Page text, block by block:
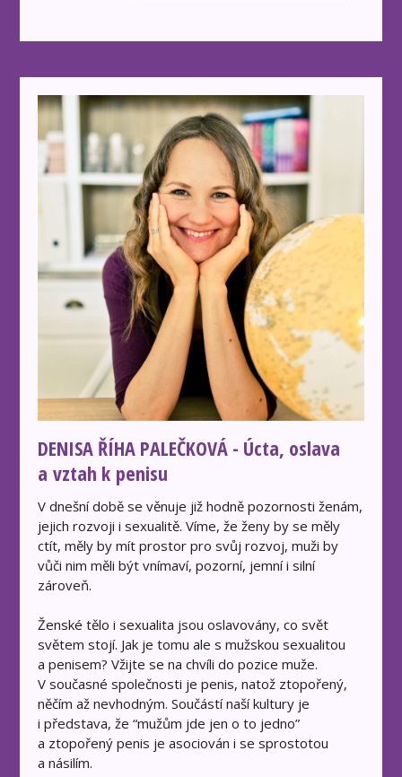
DENISA ŘÍHA PALEČKOVÁ - Úcta, oslava
a vztah k penisu
V dnešní době se věnuje již hodně pozornosti ženám,
jejich rozvoji i sexualitě. Víme, že ženy by se měly
ctít, měly by mít prostor pro svůj rozvoj, muži by
vůči nim měli být vnímaví, pozorní, jemní i silní
zároveň.
Ženské tělo i sexualita jsou oslavovány, co svět
světem stojí. Jak je tomu ale s mužskou sexualitou
a penisem? Vžijte se na chvíli do pozice muže.
V současné společnosti je penis, natož ztopořený,
něčím až nevhodným. Součástí naší kultury je
i představa, že “mužům jde jen o to jedno”
a ztopořený penis je asociován i se sprostotou
a násilím.